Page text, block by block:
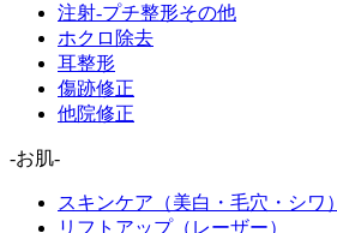
注射-プチ整形その他
ホクロ除去
耳整形
傷跡修正
他院修正
-お肌-
スキンケア（美白・毛穴・シワ）
リフトアップ（レーザー）